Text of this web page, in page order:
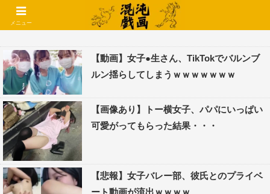
コメントでコテハン使えるようになりました🌱
【動画】女子●生さん、TikTokでバルンブ
ルン揺らしてしまうｗｗｗｗｗｗｗ
【画像あり】トー横女子、パパにいっぱい
可愛がってもらった結果・・・
【悲報】女子バレー部、彼氏とのプライベ
ート動画が流出ｗｗｗｗ
メニュー